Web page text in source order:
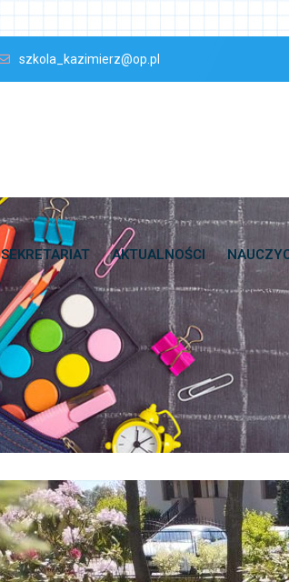
szkola_kazimierz@op.pl
SEKRETARIAT AKTUALNOŚCI